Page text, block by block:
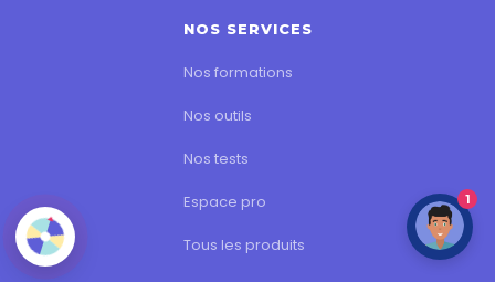
NOS SERVICES
Nos formations
Nos outils
Nos tests
Espace pro
Tous les produits
1